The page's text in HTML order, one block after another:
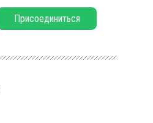
Присоединиться